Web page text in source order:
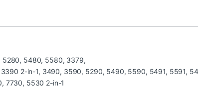
5280, 5480, 5580, 3379,
2-in-1, 3490, 3590, 5290, 5490, 5590, 5491, 5591,
7730, 5530 2-in-1